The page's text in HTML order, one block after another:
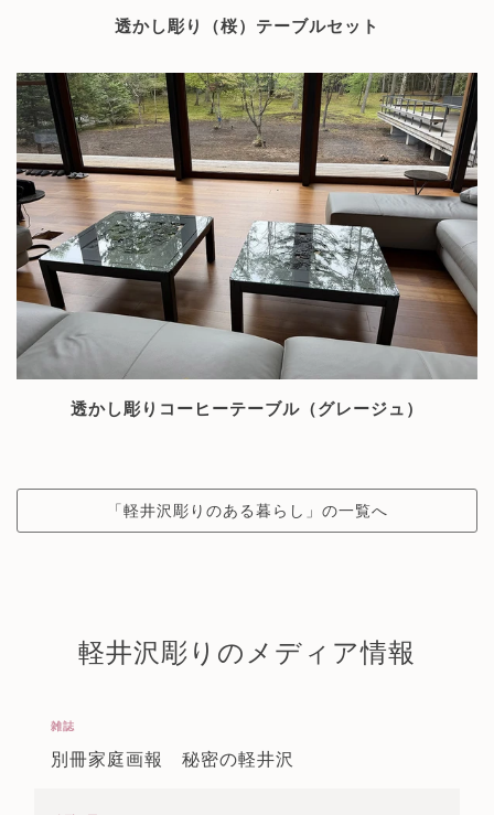
透かし彫り（桜）テーブルセット
透かし彫りコーヒーテーブル（グレージュ）
「軽井沢彫りのある暮らし」の一覧へ
軽井沢彫りのメディア情報
雑誌
別冊家庭画報 秘密の軽井沢